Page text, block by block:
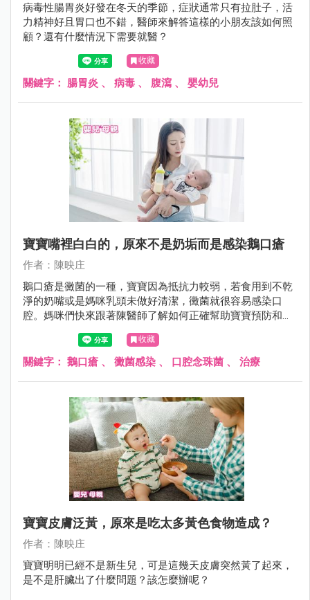
病毒性腸胃炎好發在冬天的季節，症狀通常只有拉肚子，活
力精神好且胃口也不錯，醫師來解答這樣的小朋友該如何照
顧？還有什麼情況下需要就醫？
收藏
關鍵字： 腸胃炎 、 病毒 、 腹瀉 、 嬰幼兒
寶寶嘴裡白白的，原來不是奶垢而是感染鵝口瘡
作者：陳映庄
鵝口瘡是黴菌的一種，寶寶因為抵抗力較弱，若食用到不乾
淨的奶嘴或是媽咪乳頭未做好清潔，黴菌就很容易感染口
腔。媽咪們快來跟著陳醫師了解如何正確幫助寶寶預防和治
療鵝口瘡的方針。
收藏
關鍵字： 鵝口瘡 、 黴菌感染 、 口腔念珠菌 、 治療
寶寶皮膚泛黃，原來是吃太多黃色食物造成？
作者：陳映庄
寶寶明明已經不是新生兒，可是這幾天皮膚突然黃了起來，
是不是肝臟出了什麼問題？該怎麼辦呢？